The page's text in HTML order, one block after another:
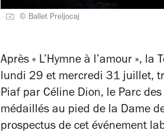
© Ballet Preljocaj
Après « L’Hymne à l’amour »,
lundi 29 et mercredi 31 juillet,
Piaf par Céline Dion, le Parc
médaillés au pied de la Dame
prospectus de cet événement